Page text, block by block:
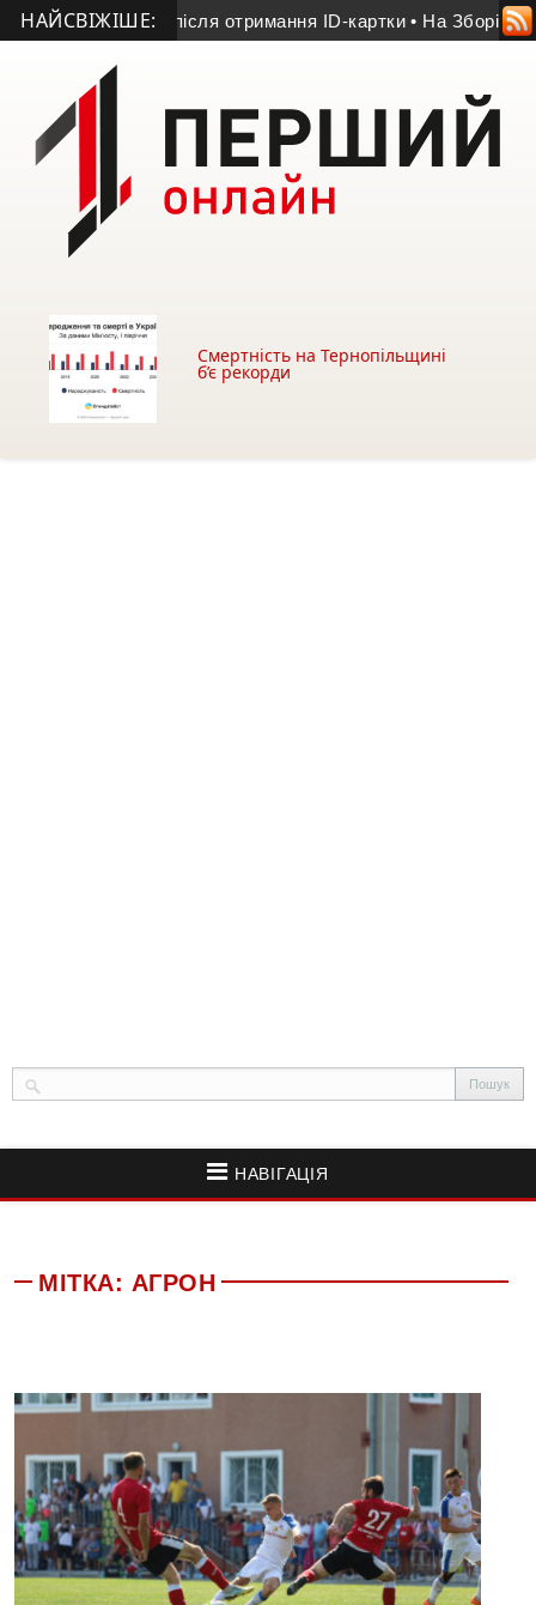
НАЙСВІЖІШЕ:
після отримання ID-картки • На Зборівщині триває
Смертність на Тернопільщині
б’є рекорди
НАВІГАЦІЯ
МІТКА: АГРОН